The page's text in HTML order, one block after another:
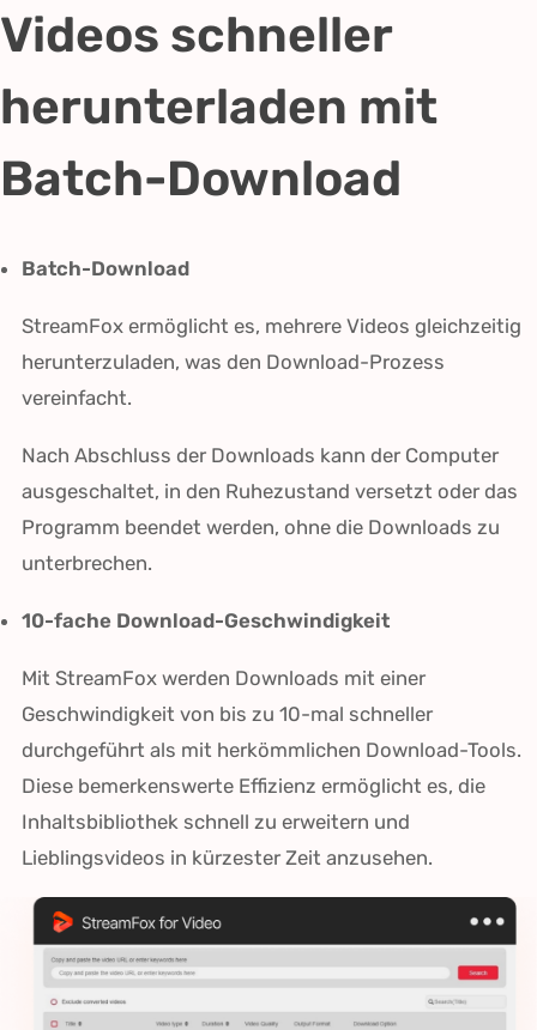
Videos schneller
herunterladen mit
Batch-Download
Batch-Download
StreamFox ermöglicht es, mehrere Videos gleichzeitig
herunterzuladen, was den Download-Prozess
vereinfacht.
Nach Abschluss der Downloads kann der Computer
ausgeschaltet, in den Ruhezustand versetzt oder das
Programm beendet werden, ohne die Downloads zu
unterbrechen.
10-fache Download-Geschwindigkeit
Mit StreamFox werden Downloads mit einer
Geschwindigkeit von bis zu 10-mal schneller
durchgeführt als mit herkömmlichen Download-Tools.
Diese bemerkenswerte Effizienz ermöglicht es, die
Inhaltsbibliothek schnell zu erweitern und
Lieblingsvideos in kürzester Zeit anzusehen.